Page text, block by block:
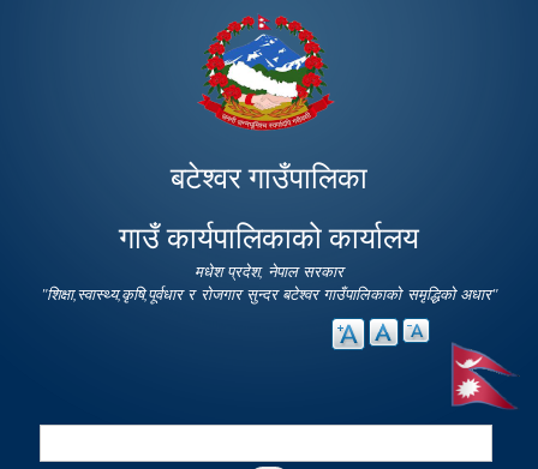
main
content
बटेश्वर गाउँपालिका
गाउँ कार्यपालिकाको कार्यालय
मधेश प्रदेश, नेपाल सरकार
"शिक्षा,स्वास्थ्य,कृषि,पूर्वधार र रोजगार सुन्दर बटेश्वर गाउँपालिकाको समृद्धिको अधार"
Search